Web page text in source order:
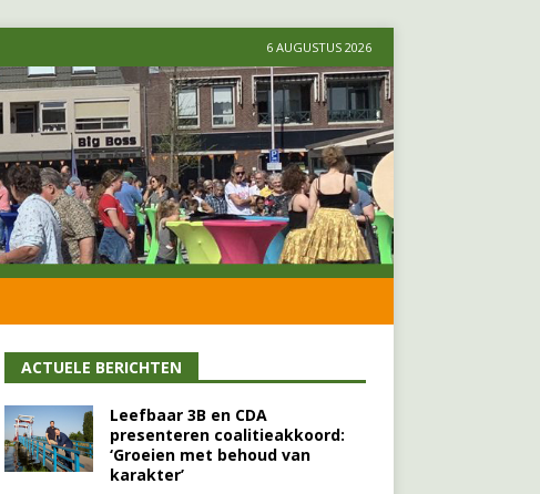
6 AUGUSTUS 2026
ACTUELE BERICHTEN
Leefbaar 3B en CDA
presenteren coalitieakkoord:
‘Groeien met behoud van
karakter’